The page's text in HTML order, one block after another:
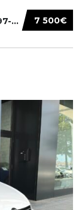
7 500€
MERCEDES BENZ CLASE M (W 163) 5P (97-05) 200...